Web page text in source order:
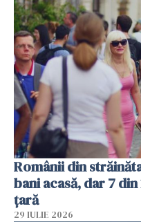
Românii din
bani acasă, dar 7
țară
29 IULIE 2026